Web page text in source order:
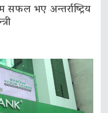
सफल भए अन्तर्राष्ट्रिय